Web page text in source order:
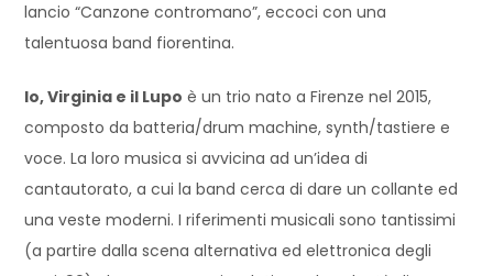
lancio “Canzone contromano”, eccoci con una
talentuosa band fiorentina.
Io, Virginia e il Lupo è un trio nato a Firenze nel 2015,
composto da batteria/drum machine, synth/tastiere e
voce. La loro musica si avvicina ad un’idea di
cantautorato, a cui la band cerca di dare un collante ed
una veste moderni. I riferimenti musicali sono tantissimi
(a partire dalla scena alternativa ed elettronica degli